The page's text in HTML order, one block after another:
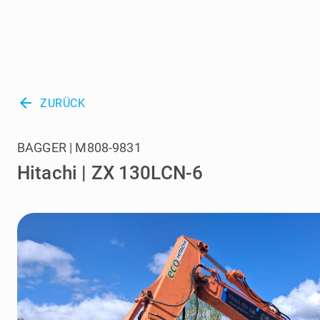
arrow_back ZURÜCK
Hitachi | ZX 130LCN-6
BAGGER | M808-9831